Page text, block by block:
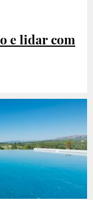
e lidar com